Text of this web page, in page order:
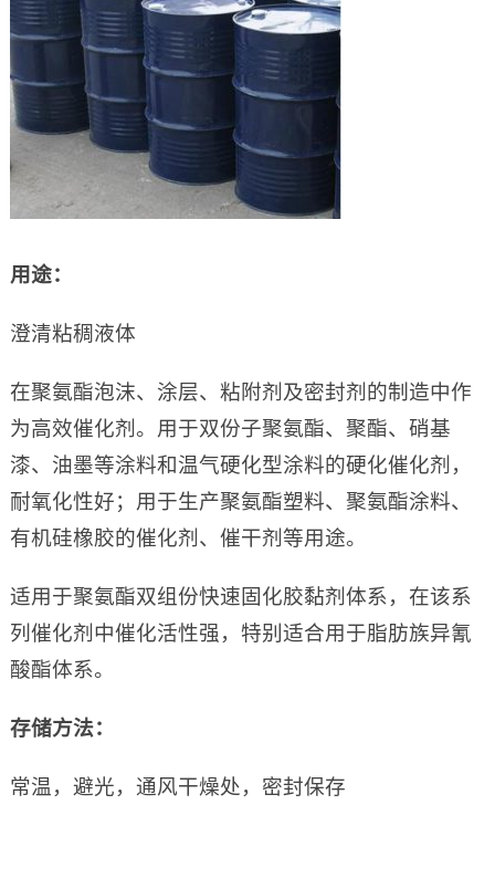
用途：
澄清粘稠液体
在聚氨酯泡沫、涂层、粘附剂及密封剂的制造中作
为高效催化剂。用于双份子聚氨酯、聚酯、硝基
漆、油墨等涂料和温气硬化型涂料的硬化催化剂，
耐氧化性好；用于生产聚氨酯塑料、聚氨酯涂料、
有机硅橡胶的催化剂、催干剂等用途。
适用于聚氨酯双组份快速固化胶黏剂体系，在该系
列催化剂中催化活性强，特别适合用于脂肪族异氰
酸酯体系。
存储方法：
常温，避光，通风干燥处，密封保存